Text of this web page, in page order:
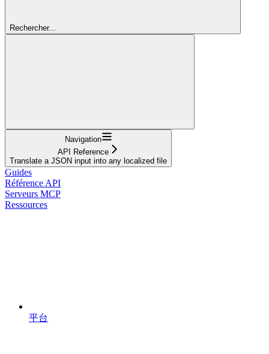
Rechercher...
Navigation
API Reference
Translate a JSON input into any localized file
Guides
Référence API
Serveurs MCP
Ressources
平台